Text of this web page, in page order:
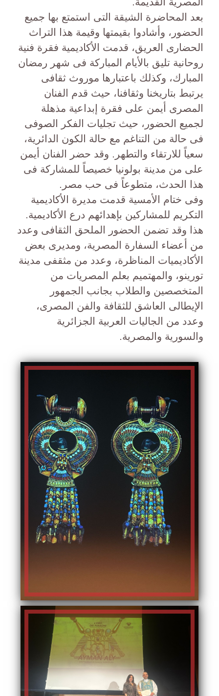
بعد المحاضرة الشيقة التى استمتع بها جميع
الحضور، وأشادوا بقيمتها وقيمة هذا التراث
الحضارى العريق، قدمت الأكاديمية فقرة فنية
روحانية تليق بالأيام المباركة فى شهر رمضان
المبارك، وكذلك باعتبارها موروث ثقافى
يرتبط بتاريخنا وثقافنا، حيث قدم الفنان
المصرى أيمن على فقرة إبداعية مذهلة
لجميع الحضور، حيث تجليات الفكر الصوفى
فى حالة من التناغم مع حالة الكون الدائرية،
سعياً للارتقاء والتطهر. وقد حضر الفنان أيمن
على من مدينة بولونيا خصيصاً للمشاركة فى
هذا الحدث، متطوعاً فى حب مصر.
وفى ختام الأمسية قدمت مديرة الأكاديمية
التكريم للمشاركين بإهدائهم درع الأكاديمية.
هذا وقد تضمن الحضور الملحق الثقافى وعدد
من أعضاء السفارة المصرية، ومديرى بعض
الأكاديميات المناظرة، وعدد من مثقفى مدينة
تورينو، والمهتميم بعلم المصريات من
المتخصصين والطلاب بجانب الجمهور
الإيطالى العاشق للثقافة والفن المصرى،
وعدد من الجاليات العربية الجزائرية
والسورية والمصرية.